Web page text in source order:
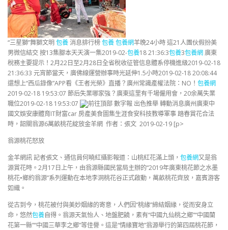
“三星獅”舞獅文明包養消息排行榜包養包養網羊晚24小時 這21人團伙假扮美
男微信結交 按13集腳本天天演一集2019-02-包養18 21:36:3包養3包養網廣東
稅務主要提示！2月22日至2月28日全省稅收征管信息體系停機進級2019-02-18
21:36:33 元宵節當天，廣佛線運營辦事時光延伸1.5小時2019-02-18 20:08:44
還想上“西瓜錄像”APP看《王者光榮》直播？廣州常識產權法院：NO！ 包養網
2019-02-18 19:53:07 節后失業哪家強？廣東這里有千場僱用會，20余萬失業
職位2019-02-18 19:53:07
前往頂部 數字報 出色推舉 轉動消息廣州廣東中
國文娛安康體育IT財富car 房產美食圖集生涯食安科技教導軍事 踏春賞花合法
時，韶關翁源6萬畝桃花綻放金羊網 作者：張文 2019-02-19 [p>
翁源桃花怒放
金羊網訊 記者張文、通信員何曉紅攝影報道：山桃紅花滿上頭， 包養網又是翁
源賞花時。2月17日上午，由翁源縣國民當局主辦的“2019年廣東桃花節之水墨
桃花•鄉約翁源”系列運動在本地李洞桃花谷正式啟動，萬畝桃花齊放，嘉賓游客
如織。
從古到今，桃花被付與美妙姻緣的寄意，人們因“桃緣”締結姻緣，從而安身立
命，悠然包養自得。翁源天氣怡人、地盤肥饒，素有“中國九仙桃之鄉”“中國蘭
花第一縣”“中國三華李之鄉”等佳譽。這是“情緣寶地”翁源舉行的第四屆桃花節，